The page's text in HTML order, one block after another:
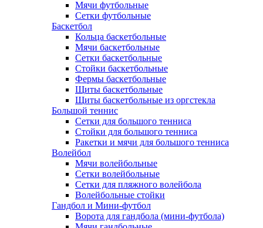
Мячи футбольные
Сетки футбольные
Баскетбол
Кольца баскетбольные
Мячи баскетбольные
Сетки баскетбольные
Стойки баскетбольные
Фермы баскетбольные
Щиты баскетбольные
Щиты баскетбольные из оргстекла
Большой теннис
Сетки для большого тенниса
Стойки для большого тенниса
Ракетки и мячи для большого тенниса
Волейбол
Мячи волейбольные
Сетки волейбольные
Сетки для пляжного волейбола
Волейбольные стойки
Гандбол и Мини-футбол
Ворота для гандбола (мини-футбола)